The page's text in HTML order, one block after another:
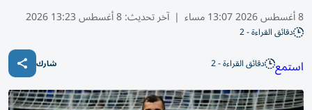
8 أغسطس 2026 13:07 مساء | آخر تحديث:8 أغسطس 13:23 2026
دقائق القراءة - 2
استمع دقائق القراءة - 2 شارك